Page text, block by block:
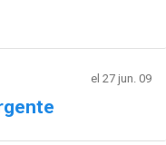
el 27 jun. 09